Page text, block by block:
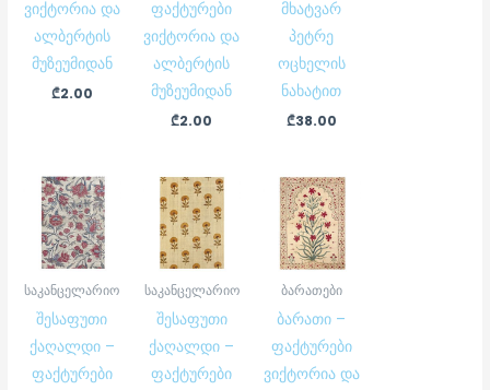
ვიქტორია და
ალბერტის
მუზეუმიდან
₾2.00
ფაქტურები
ვიქტორია და
ალბერტის
მუზეუმიდან
₾2.00
მხატვარ
პეტრე
ოცხელის
ნახატით
₾38.00
საკანცელარიო
შესაფუთი
ქაღალდი –
ფაქტურები
საკანცელარიო
შესაფუთი
ქაღალდი –
ფაქტურები
ბარათები
ბარათი –
ფაქტურები
ვიქტორია და